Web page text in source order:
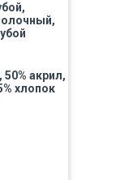
50% акрил,
хлопок